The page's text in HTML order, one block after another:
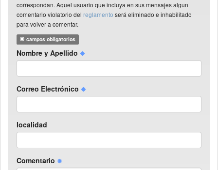
correspondan. Aquel usuario que incluya en sus mensajes algun
comentario violatorio del reglamento será eliminado e inhabilitado
para volver a comentar.
campos obligatorios
Nombre y Apellido
Correo Electrónico
localidad
Comentario